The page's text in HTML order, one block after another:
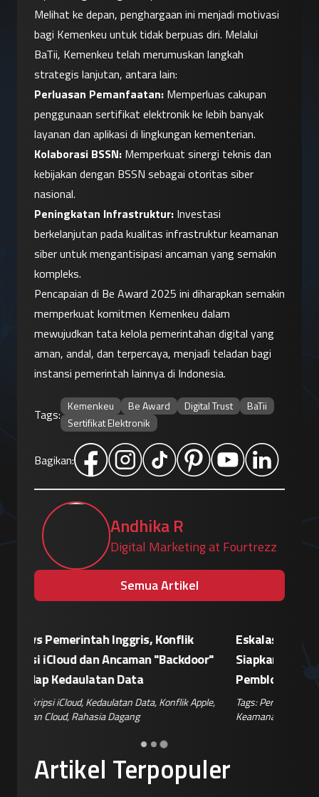
Melihat ke depan, penghargaan ini menjadi motivasi
bagi Kemenkeu untuk tidak berpuas diri. Melalui
BaTii, Kemenkeu telah merumuskan langkah
strategis lanjutan, antara lain:
Perluasan Pemanfaatan: Memperluas cakupan
penggunaan sertifikat elektronik ke lebih banyak
layanan dan aplikasi di lingkungan kementerian.
Kolaborasi BSSN: Memperkuat sinergi teknis dan
kebijakan dengan BSSN sebagai otoritas siber
nasional.
Peningkatan Infrastruktur: Investasi
berkelanjutan pada kualitas infrastruktur keamanan
siber untuk mengantisipasi ancaman yang semakin
kompleks.
Pencapaian di Be Award 2025 ini diharapkan semakin
memperkuat komitmen Kemenkeu dalam
mewujudkan tata kelola pemerintahan digital yang
aman, andal, dan terpercaya, menjadi teladan bagi
instansi pemerintah lainnya di Indonesia.
Tags:
Kemenkeu Be Award Digital Trust
BaTii
Sertifikat Elektronik
Bagikan:
Andhika R
Digital Marketing at Fourtrezz
Semua Artikel
Artikel Terpopuler
Eskalasi Perang Teknologi, China
Siapkan Retaliasi Terhadap Kebijakan
Pemblokiran Robot dan Inverter oleh AS
Tags:Perang Teknologi,Kebijakan AS,Retaliasi China,
Keamanan IoT,Risiko Pasok